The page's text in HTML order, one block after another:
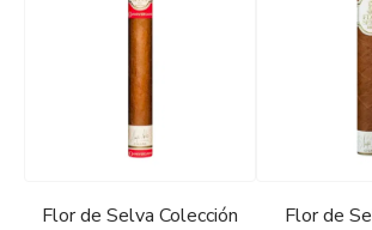
Flor de Selva Colección
Flor de